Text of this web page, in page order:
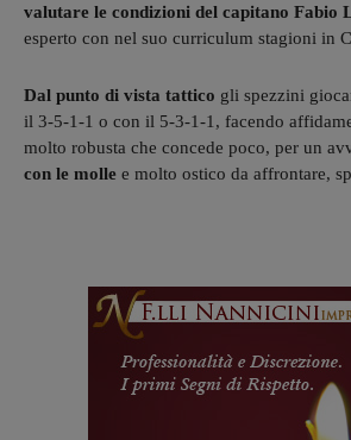
valutare le condizioni del capitano Fabio
esperto con nel suo curriculum stagioni in
Dal punto di vista tattico gli spezzini
il 3-5-1-1 o con il 5-3-1-1, facendo
molto robusta che concede poco, per un
con le molle e molto ostico da affrontare,